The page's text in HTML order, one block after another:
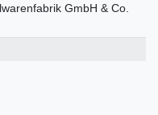
GmbH & Co.